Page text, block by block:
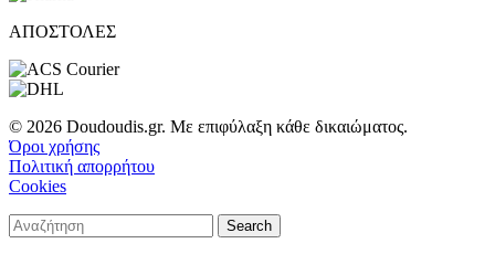
ΑΠΟΣΤΟΛΕΣ
© 2026 Doudoudis.gr. Με επιφύλαξη κάθε δικαιώματος.
Όροι χρήσης
Πολιτική απορρήτου
Cookies
Search